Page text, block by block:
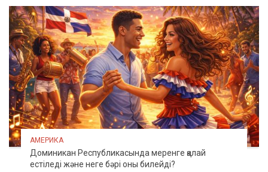
АМЕРИКА
Доминикан Республикасында меренге қалай
естіледі және неге бәрі оны билейді?